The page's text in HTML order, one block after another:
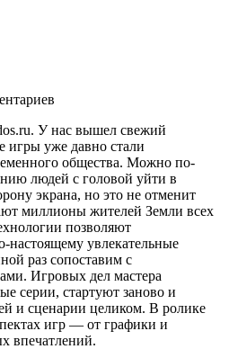
У нас вышел свежий
игры уже давно стали
общества. Можно по-
людей с головой уйти в
экрана, но это не отменит
миллионы жителей Земли всех
позволяют
настоящему увлекательные
раз сопоставим с
Игровых дел мастера
серии, стартуют заново и
и сценарии целиком. В ролике
игр — от графики и
впечатлений.